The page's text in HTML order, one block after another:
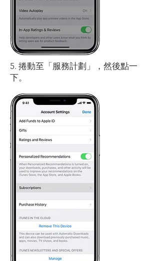
5. 捲動至「服務計劃」，然後點一
下。